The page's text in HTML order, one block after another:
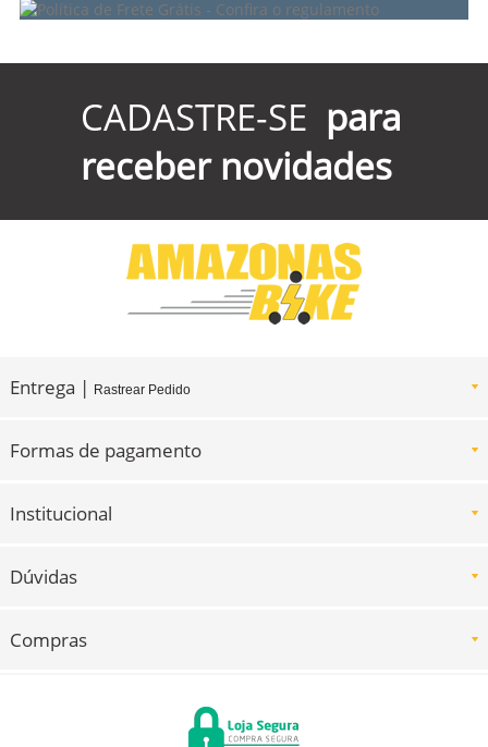
CADASTRE-SE para
receber novidades
Entrega | Rastrear Pedido
Formas de pagamento
Institucional
Dúvidas
Compras